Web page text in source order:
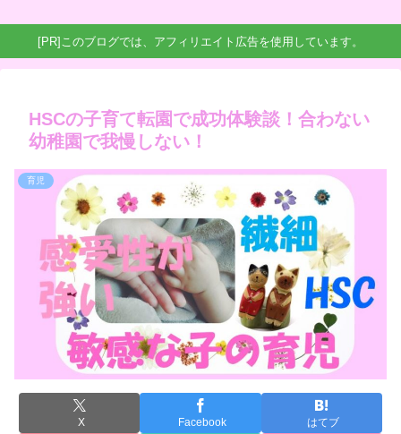
[PR]このブログでは、アフィリエイト広告を使用しています。
HSCの子育て転園で成功体験談！合わない
幼稚園で我慢しない！
育児
X Facebook はてブ